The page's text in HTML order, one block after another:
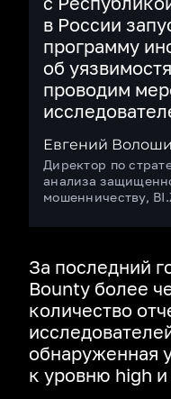
в России
программу
об
проводим
Евгений
Директор по
анализа
мошенничеству,
За последний
Bounty более
количество
обнаруженная
к уровню high